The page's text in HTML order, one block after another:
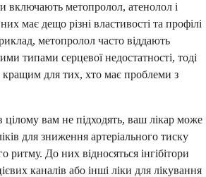
включають метопролол, атенолол і
має дещо різні властивості та профілі
метопролол часто віддають
типами серцевої недостатності, тоді
для тих, хто має проблеми з
вам не підходять, ваш лікар може
для зниження артеріального тиску
ритму. До них відносяться інгібітори
каналів або інші ліки для лікування